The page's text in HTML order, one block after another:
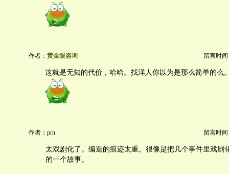
作者： 黄金眼咨询 留言时间
这就是无知的代价，哈哈。找洋人你以为是那么简单的么
作者：prn 留言时间
太戏剧化了。编造的痕迹太重。很像是把几个事件里戏剧
的一个故事。